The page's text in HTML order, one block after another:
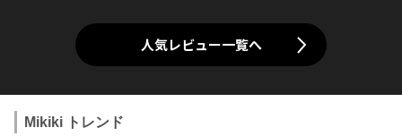
人気レビュー一覧へ
Mikiki トレンド